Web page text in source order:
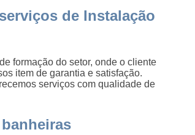
de Instalação
formação do setor, onde o cliente
item de garantia e satisfação.
serviços com qualidade de